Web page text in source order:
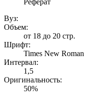
Вуз:
Объем:
от 18 до 20 стр.
Шрифт:
Times New Roman
Интервал:
1,5
Оригинальность:
50%